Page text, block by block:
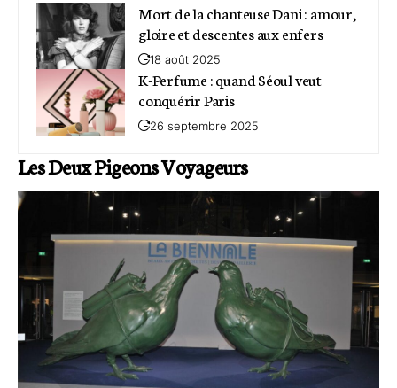
Mort de la chanteuse Dani : amour,
gloire et descentes aux enfers
18 août 2025
K-Perfume : quand Séoul veut
conquérir Paris
26 septembre 2025
Les Deux Pigeons Voyageurs